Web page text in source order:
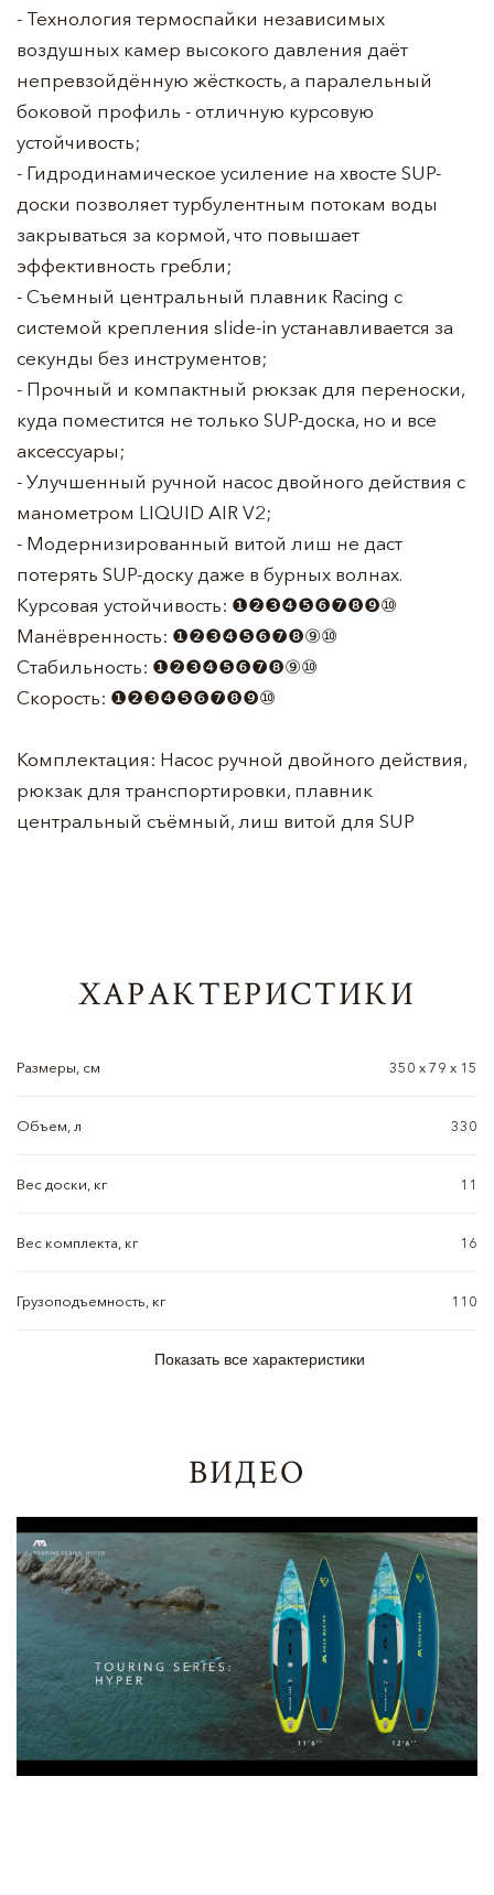
- Технология термоспайки независимых
воздушных камер высокого давления даёт
непревзойдённую жёсткость, а паралельный
боковой профиль - отличную курсовую
устойчивость;
- Гидродинамическое усиление на хвосте SUP-
доски позволяет турбулентным потокам воды
закрываться за кормой, что повышает
эффективность гребли;
- Съемный центральный плавник Racing с
системой крепления slide-in устанавливается за
секунды без инструментов;
- Прочный и компактный рюкзак для переноски,
куда поместится не только SUP-доска, но и все
аксессуары;
- Улучшенный ручной насос двойного действия с
манометром LIQUID AIR V2;
- Модернизированный витой лиш не даст
потерять SUP-доску даже в бурных волнах.
Курсовая устойчивость: ❶❷❸❹❺❻❼❽❾⑩
Манёвренность: ❶❷❸❹❺❻❼❽⑨⑩
Стабильность: ❶❷❸❹❺❻❼❽⑨⑩
Скорость: ❶❷❸❹❺❻❼❽❾⑩
Комплектация: Насос ручной двойного действия,
рюкзак для транспортировки, плавник
центральный съёмный, лиш витой для SUP
ХАРАКТЕРИСТИКИ
Размеры, см 350 х 79 х 15
Объем, л 330
Вес доски, кг 11
Вес комплекта, кг 16
Грузоподъемность, кг 110
Показать все характеристики
ВИДЕО